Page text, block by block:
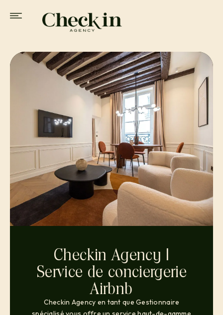
Checkin Agency |
Service de conciergerie
Airbnb
Checkin Agency en tant que Gestionnaire